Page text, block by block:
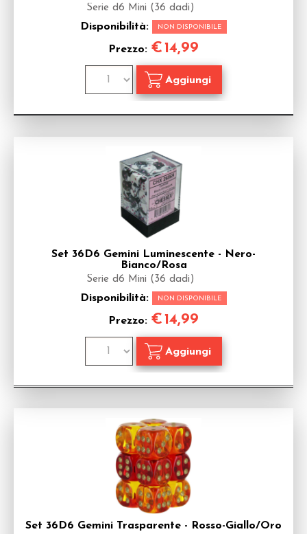
Serie d6 Mini (36 dadi)
Disponibilità: NON DISPONIBILE
Prezzo: €14,99
Set 36D6 Gemini Luminescente - Nero-
Bianco/Rosa
Serie d6 Mini (36 dadi)
Disponibilità: NON DISPONIBILE
Prezzo: €14,99
Set 36D6 Gemini Trasparente - Rosso-Giallo/Oro